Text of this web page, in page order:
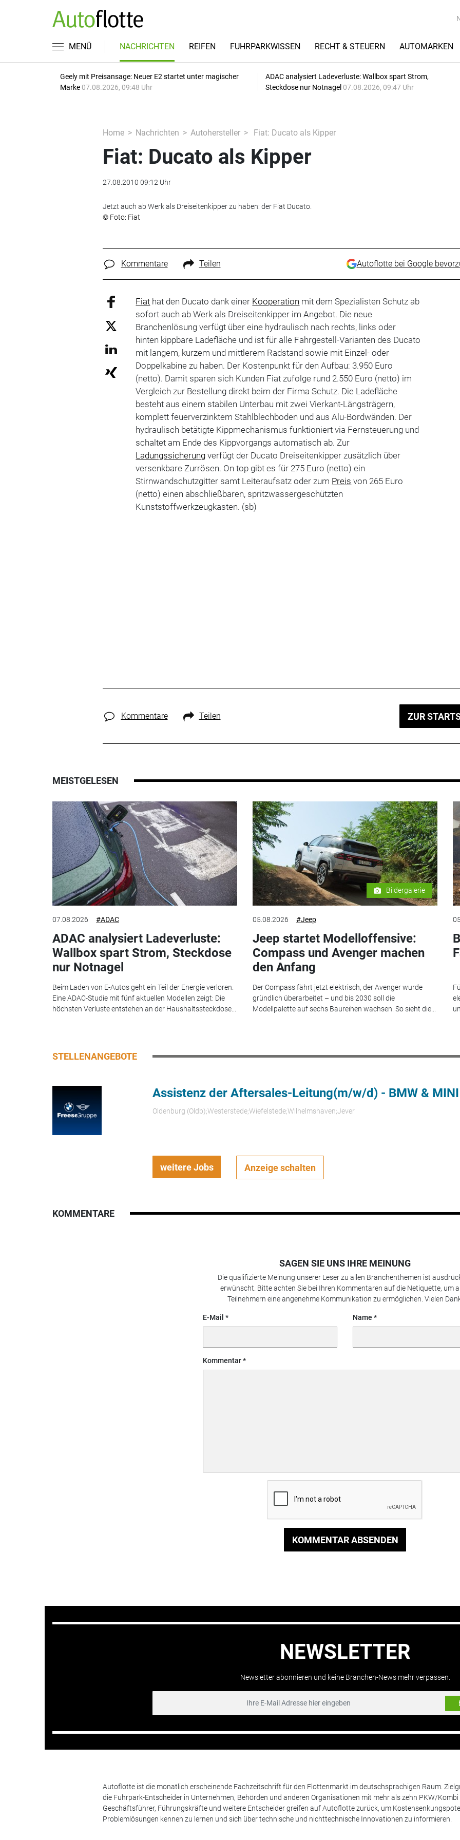
MENÜ NACHRICHTEN REIFEN FUHRPARKWISSEN RECHT & STEUERN AUTOMARKEN
Geely mit Preisansage: Neuer E2 startet unter magischer
Marke 07.08.2026, 09:48 Uhr
ADAC analysiert Ladeverluste: Wallbox spart Strom,
Steckdose nur Notnagel 07.08.2026, 09:47 Uhr
Home Nachrichten Autohersteller Fiat: Ducato als Kipper
Fiat: Ducato als Kipper
27.08.2010 09:12 Uhr
Jetzt auch ab Werk als Dreiseitenkipper zu haben: der Fiat Ducato.
© Foto: Fiat
Kommentare Teilen Autoflotte bei Google
Fiat hat den Ducato dank einer Kooperation mit dem Spezialisten Schutz ab
sofort auch ab Werk als Dreiseitenkipper im Angebot. Die neue
Branchenlösung verfügt über eine hydraulisch nach rechts, links oder
hinten kippbare Ladefläche und ist für alle Fahrgestell-Varianten des Ducato
mit langem, kurzem und mittlerem Radstand sowie mit Einzel- oder
Doppelkabine zu haben. Der Kostenpunkt für den Aufbau: 3.950 Euro
(netto). Damit sparen sich Kunden Fiat zufolge rund 2.550 Euro (netto) im
Vergleich zur Bestellung direkt beim der Firma Schutz. Die Ladefläche
besteht aus einem stabilen Unterbau mit zwei Vierkant-Längsträgern,
komplett feuerverzinktem Stahlblechboden und aus Alu-Bordwänden. Der
hydraulisch betätigte Kippmechanismus funktioniert via Fernsteuerung und
schaltet am Ende des Kippvorgangs automatisch ab. Zur
Ladungssicherung verfügt der Ducato Dreiseitenkipper zusätzlich über
versenkbare Zurrösen. On top gibt es für 275 Euro (netto) ein
Stirnwandschutzgitter samt Leiteraufsatz oder zum Preis von 265 Euro
(netto) einen abschließbaren, spritzwassergeschützten
Kunststoffwerkzeugkasten. (sb)
Kommentare Teilen ZUR
MEISTGELESEN
07.08.2026 #ADAC
ADAC analysiert Ladeverluste:
Wallbox spart Strom, Steckdose
nur Notnagel
Beim Laden von E-Autos geht ein Teil der Energie verloren.
Eine ADAC-Studie mit fünf aktuellen Modellen zeigt: Die
höchsten Verluste entstehen an der Haushaltssteckdose...
Bildergalerie
05.08.2026 #Jeep
Jeep startet Modelloffensive:
Compass und Avenger machen
den Anfang
Der Compass fährt jetzt elektrisch, der Avenger wurde
gründlich überarbeitet – und bis 2030 soll die
Modellpalette auf sechs Baureihen wachsen. So sieht die...
STELLENANGEBOTE
Assistenz der Aftersales-Leitung(m/w/d) - BMW & MINI
Oldenburg (Oldb);Westerstede;Wiefelstede;Wilhelmshaven;Jever
weitere Jobs Anzeige schalten
KOMMENTARE
SAGEN SIE UNS IHRE MEINUNG
Die qualifizierte Meinung unserer Leser zu allen Branchenthemen ist
erwünscht. Bitte achten Sie bei Ihren Kommentaren auf die Netiquette, um
Teilnehmern eine angenehme Kommunikation zu ermöglichen. Vielen
E-Mail Name
Kommentar
KOMMENTAR ABSENDEN
NEWSLETTER
Newsletter abonnieren und keine Branchen-News mehr verpassen.
Autoflotte ist die monatlich erscheinende Fachzeitschrift für den Flottenmarkt im deutschsprachigen Raum.
die Fuhrpark-Entscheider in Unternehmen, Behörden und anderen Organisationen mit mehr als zehn PKW/
Geschäftsführer, Führungskräfte und weitere Entscheider greifen auf Autoflotte zurück, um
Problemlösungen kennen zu lernen und sich über technische und nichttechnische Innovationen zu informieren.